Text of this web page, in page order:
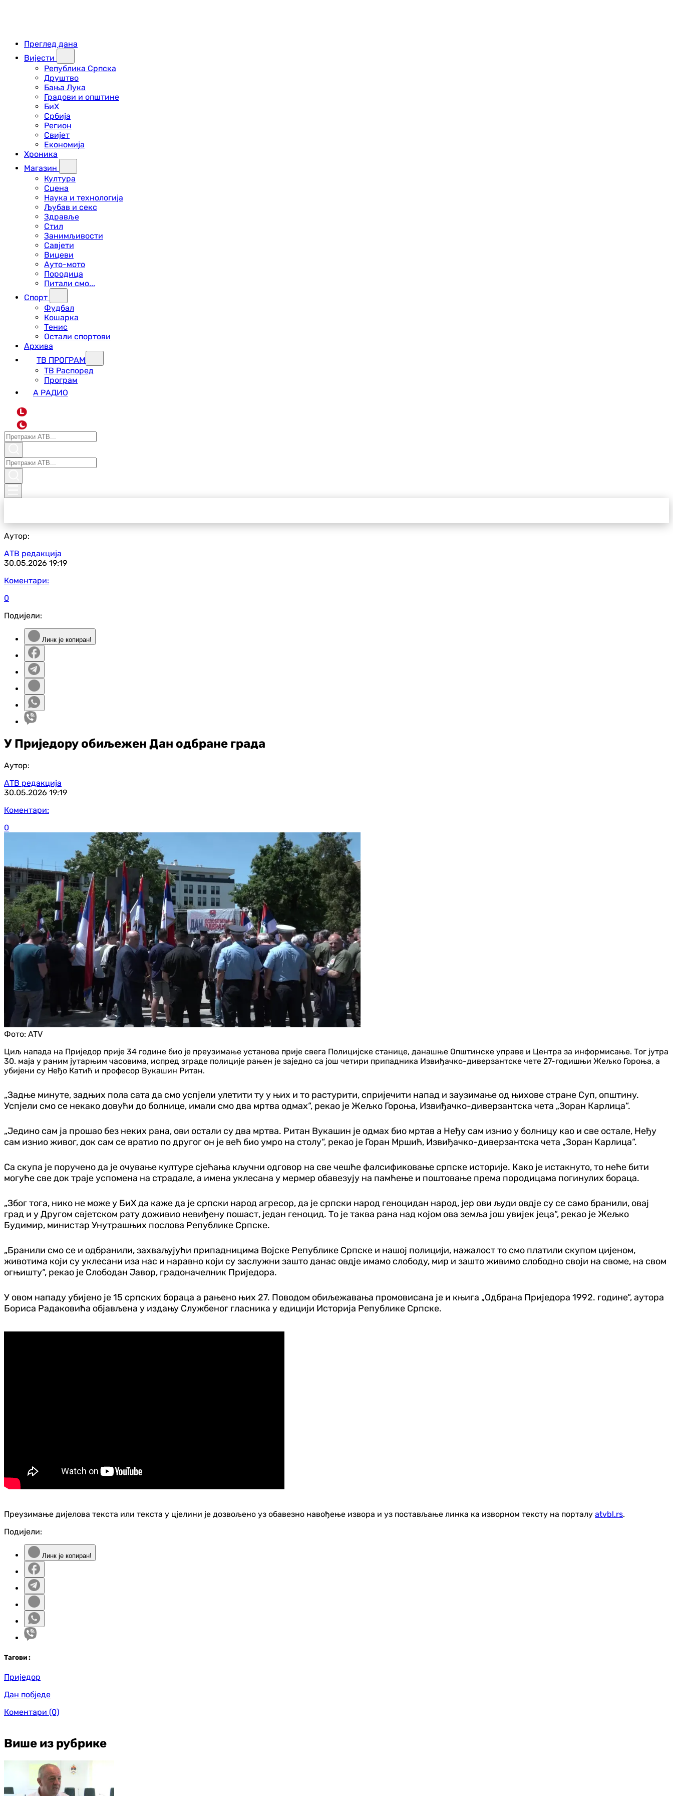
Преглед дана
Вијести
Република Српска
Друштво
Бања Лука
Градови и општине
БиХ
Србија
Регион
Свијет
Економија
Хроника
Магазин
Култура
Сцена
Наука и технологија
Љубав и секс
Здравље
Стил
Занимљивости
Савјети
Вицеви
Ауто-мото
Породица
Питали смо...
Спорт
Фудбал
Кошарка
Тенис
Остали спортови
Архива
ТВ ПРОГРАМ
ТВ Распоред
Програм
А РАДИО
L
Аутор:
АТВ редакција
30.05.2026 19:19
Коментари:
0
Подијели:
Линк је копиран!
У Приједору обиљежен Дан одбране града
Аутор:
АТВ редакција
30.05.2026 19:19
Коментари:
0
Фото: ATV
Циљ напада на Приједор прије 34 године био је преузимање установа прије свега Полицијске станице, данашње Општинске управе и Центра за информисање. Тог јутра
30. маја у раним јутарњим часовима, испред зграде полиције рањен је заједно са још четири припадника Извиђачко-диверзантске чете 27-годишњи Жељко Гороња, а
убијени су Неђо Катић и професор Вукашин Ритан.
„Задње минуте, задњих пола сата да смо успјели улетити ту у њих и то растурити, спријечити напад и заузимање од њихове стране Суп, општину.
Успјели смо се некако довући до болнице, имали смо два мртва одмах“, рекао је Жељко Гороња, Извиђачко-диверзантска чета „Зоран Карлица“.
„Једино сам ја прошао без неких рана, ови остали су два мртва. Ритан Вукашин је одмах био мртав а Неђу сам изнио у болницу као и све остале, Неђу
сам изнио живог, док сам се вратио по другог он је већ био умро на столу“, рекао је Горан Мршић, Извиђачко-диверзантска чета „Зоран Карлица“.
Са скупа је поручено да је очување културе сјећања кључни одговор на све чешће фалсификовање српске историје. Како је истакнуто, то неће бити
могуће све док траје успомена на страдале, а имена уклесана у мермер обавезују на памћење и поштовање према породицама погинулих бораца.
„Због тога, нико не може у БиХ да каже да је српски народ агресор, да је српски народ геноцидан народ, јер ови људи овдје су се само бранили, овај
град и у Другом свјетском рату доживио невиђену пошаст, један геноцид. То је таква рана над којом ова земља још увијек јеца“, рекао је Жељко
Будимир, министар Унутрашњих послова Републике Српске.
„Бранили смо се и одбранили, захваљујући припадницима Војске Републике Српске и нашој полицији, нажалост то смо платили скупом цијеном,
животима који су уклесани иза нас и наравно који су заслужни зашто данас овдје имамо слободу, мир и зашто живимо слободно своји на своме, на свом
огњишту“, рекао је Слободан Јавор, градоначелник Приједора.
У овом нападу убијено је 15 српских бораца а рањено њих 27. Поводом обиљежавања промовисана је и књига „Одбрана Приједора 1992. године“, аутора
Бориса Радаковића објављена у издању Службеног гласника у едицији Историја Републике Српске.
Преузимање дијелова текста или текста у цјелини је дозвољено уз обавезно навођење извора и уз постављање линка ка изворном тексту на порталу atvbl.rs.
Подијели:
Линк је копиран!
Тагови :
Приједор
Дан побједе
Коментари (0)
Више из рубрике